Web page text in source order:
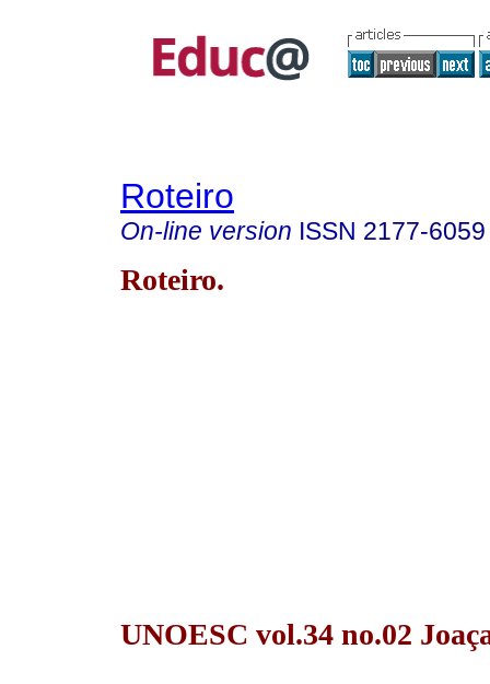
Roteiro
On-line version ISSN 2177-6059
Roteiro.
UNOESC vol.34 no.02